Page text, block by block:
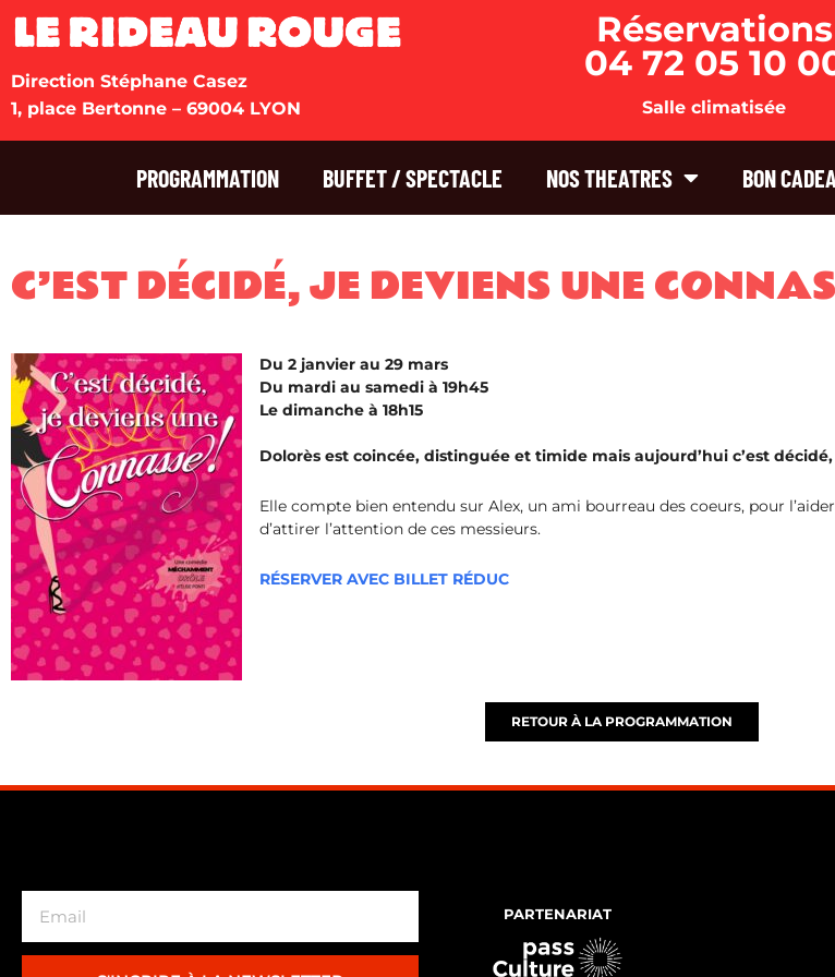
Direction Stéphane Casez
1, place Bertonne – 69004 LYON
Réservations
04 72 05 10
Salle climatisée
PROGRAMMATION BUFFET / SPECTACLE NOS THEATRES BON
C’EST DÉCIDÉ, JE DEVIENS UNE
Du 2 janvier au 29 mars
Du mardi au samedi à 19h45
Le dimanche à 18h15
Dolorès est coincée, distinguée et timide mais aujourd’hui c’est
Elle compte bien entendu sur Alex, un ami bourreau des coeurs, pour
d’attirer l’attention de ces messieurs.
RÉSERVER AVEC BILLET RÉDUC
RETOUR À LA PROGRAMMATION
PARTENARIAT